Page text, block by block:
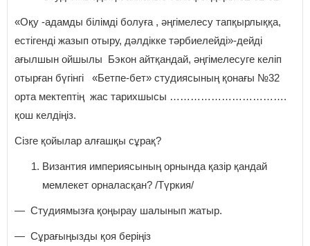
«Оқу -адамды білімді болуға , әңгімелесу тапқырлыққа,
естігенді жазып отыру, дәлдікке тәрбиелейді»-дейді
ағылшын ойшылы Бэкон айтқандай, әңгімелесуге келіп
отырған бүгінгі «Бетпе-бет» студиясының қонағы №32
орта мектептің жас тарихшысы …………………………….
қош келдіңіз.
Сізге қойылар алғашқы сұрақ?
Византия империясының орнында қазір қандай
мемлекет орналасқан? /Түркия/
— Студиямызға қоңырау шалынып жатыр.
— Сұрағыңызды қоя беріңіз